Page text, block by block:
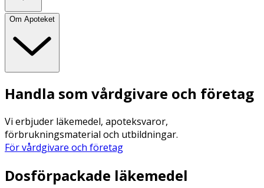
Om Apoteket
Handla som vårdgivare och företag
Vi erbjuder läkemedel, apoteksvaror,
förbrukningsmaterial och utbildningar.
För vårdgivare och företag
Dosförpackade läkemedel